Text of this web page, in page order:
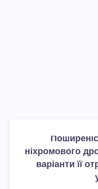
ніхромового
варіанти її